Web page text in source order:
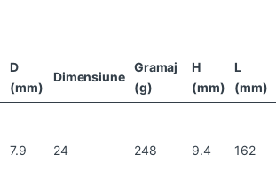
D
(mm)
Dimensiune
Gramaj
(g)
H
(mm)
L
(mm)
7.9 24 248 9.4 162